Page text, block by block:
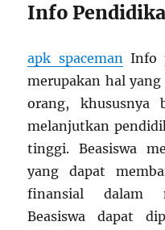
Info
apk spacemanInfo
merupakan hal
orang, khususnya
melanjutkan
tinggi. Beasiswa
yang dapat
finansial dalam
Beasiswa dapat